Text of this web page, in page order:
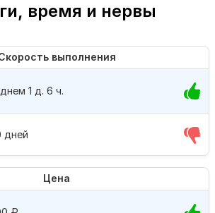
время и нервы
выполнения
дней
1 д. 6 ч.
Цена